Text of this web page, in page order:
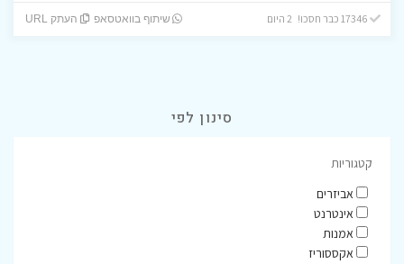
17346 כבר חסכו! 2 היום שיתוף בוואטסאפ העתק URL
סינון לפי
קטגוריות
אביזרים
אינטרנט
אמנות
אקססוריז